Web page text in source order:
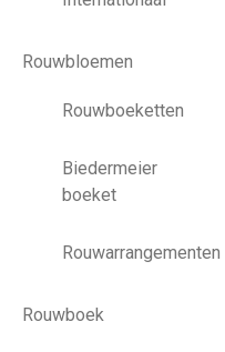
Rouwbloemen
Rouwboeketten
Biedermeier
boeket
Rouwarrangementen
Rouwboek